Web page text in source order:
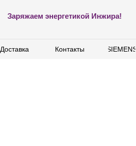
Заряжаем энергетикой Инжира!
SIEMENS
Контакты
Доставка SIEMENS
Контакты
Доставка